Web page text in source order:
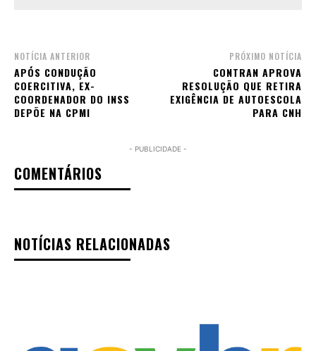
NOTÍCIA ANTERIOR
APÓS CONDUÇÃO
COERCITIVA, EX-
COORDENADOR DO INSS
DEPÕE NA CPMI
PRÓXIMO NOTÍCIA
CONTRAN APROVA
RESOLUÇÃO QUE RETIRA
EXIGÊNCIA DE AUTOESCOLA
PARA CNH
- PUBLICIDADE -
COMENTÁRIOS
NOTÍCIAS RELACIONADAS